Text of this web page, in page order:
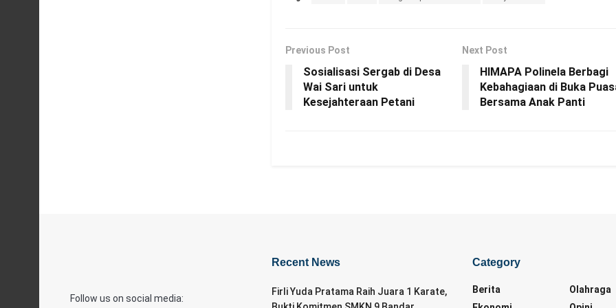
Previous Post
Sosialisasi Sergab di Desa
Wai Sari untuk
Kesejahteraan Petani
Next Post
HIMAPA Polinela Berbagi
Kebahagiaan di Buka
Bersama Anak Panti
Follow us on social media:
Recent News
Firli Yuda Pratama Raih Juara 1 Karate,
Category
Berita
Olahraga